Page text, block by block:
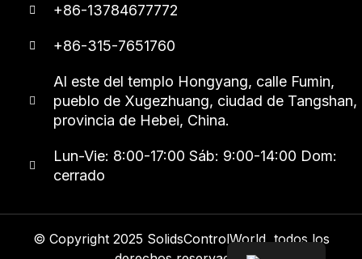
+86-13784677772
+86-315-7651760
Al este del templo Hongyang, calle Fumin,
pueblo de Xugezhuang, ciudad de Tangshan,
provincia de Hebei, China.
Lun-Vie: 8:00-17:00 Sáb: 9:00-14:00 Dom:
cerrado
© Copyright 2025 SolidsControlWorld, todos los